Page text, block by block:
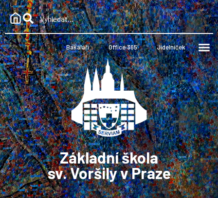
Bakaláři Office 365 Jídelníček
Základní škola
sv. Voršily v Praze